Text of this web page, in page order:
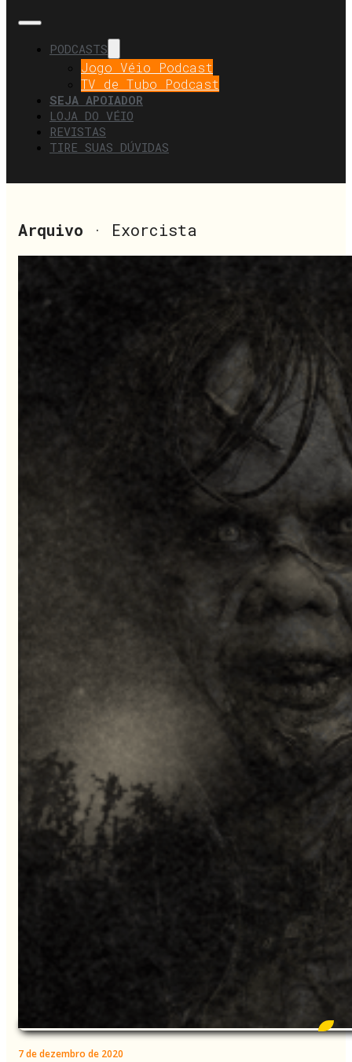
PODCASTS
Jogo Véio Podcast
TV de Tubo Podcast
SEJA APOIADOR
LOJA DO VÉIO
REVISTAS
TIRE SUAS DÚVIDAS
Arquivo · Exorcista
7 de dezembro de 2020